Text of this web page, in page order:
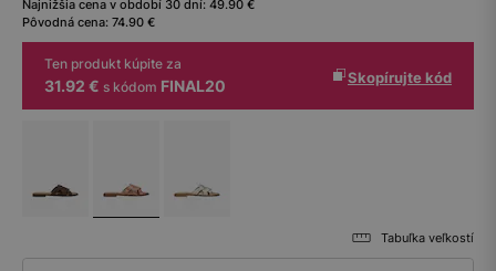
Najnižšia cena v období 30 dní: 49.90 €
Pôvodná cena: 74.90 €
Ten produkt kúpite za
31.92 € s kódom FINAL20 Skopírujte kód
Tabuľka veľkostí